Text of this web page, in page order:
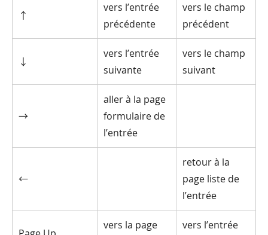
↑
vers l’entrée
précédente
vers le champ
précédent
↓
vers l’entrée
suivante
vers le champ
suivant
→
aller à la page
formulaire de
l’entrée
←
retour à la
page liste de
l’entrée
vers la page
vers l’entrée